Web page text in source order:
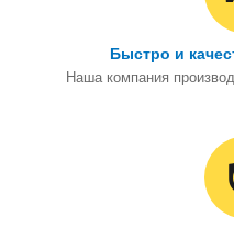
Быстро и
Наша компания